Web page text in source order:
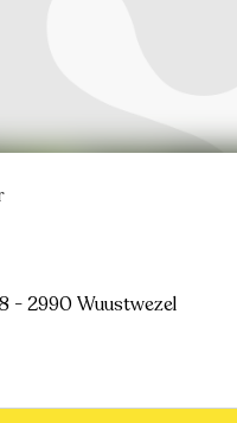
- 2990 Wuustwezel